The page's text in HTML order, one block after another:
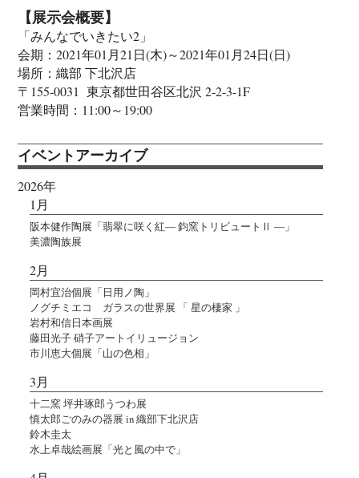
【展示会概要】
「みんなでいきたい2」
会期：2021年01月21日(木)～2021年01月24日(日)
場所：織部 下北沢店
〒155-0031 東京都世田谷区北沢 2-2-3-1F
営業時間：11:00～19:00
イベントアーカイブ
2026年
1月
阪本健作陶展「翡翠に咲く紅― 鈞窯トリビュートⅡ ―」
美濃陶族展
2月
岡村宜治個展「日用ノ陶」
ノグチミエコ ガラスの世界展 「 星の棲家 」
岩村和信日本画展
藤田光子 硝子アートイリュージョン
市川恵大個展「山の色相」
3月
十二窯 坪井琢郎うつわ展
慎太郎ごのみの器展 in 織部下北沢店
鈴木圭太
水上卓哉絵画展「光と風の中で」